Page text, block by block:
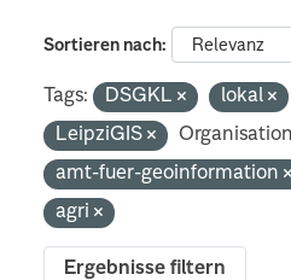
Sortieren nach
Tags: DSGKL lokal
LeipziGIS
amt-fuer-geoinformation
agri
Ergebnisse filtern